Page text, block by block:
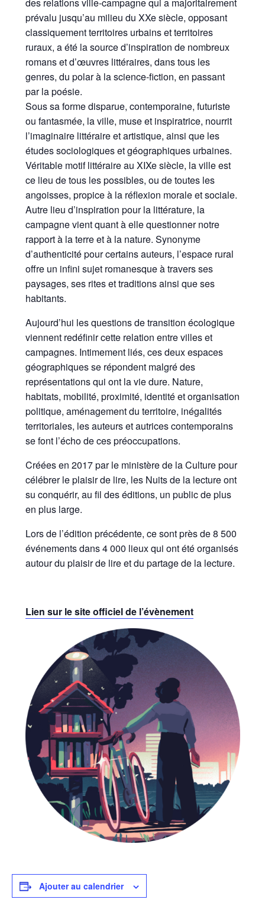
prévalu jusqu’au milieu du XXe siècle, opposant
classiquement territoires urbains et territoires
ruraux, a été la source d’inspiration de nombreux
romans et d’œuvres littéraires, dans tous les
genres, du polar à la science-fiction, en passant
par la poésie.
Sous sa forme disparue, contemporaine, futuriste
ou fantasmée, la ville, muse et inspiratrice, nourrit
l’imaginaire littéraire et artistique, ainsi que les
études sociologiques et géographiques urbaines.
Véritable motif littéraire au XIXe siècle, la ville est
ce lieu de tous les possibles, ou de toutes les
angoisses, propice à la réflexion morale et sociale.
Autre lieu d’inspiration pour la littérature, la
campagne vient quant à elle questionner notre
rapport à la terre et à la nature. Synonyme
d’authenticité pour certains auteurs, l’espace rural
offre un infini sujet romanesque à travers ses
paysages, ses rites et traditions ainsi que ses
habitants.
Aujourd’hui les questions de transition écologique
viennent redéfinir cette relation entre villes et
campagnes. Intimement liés, ces deux espaces
géographiques se répondent malgré des
représentations qui ont la vie dure. Nature,
habitats, mobilité, proximité, identité et organisation
politique, aménagement du territoire, inégalités
territoriales, les auteurs et autrices contemporains
se font l’écho de ces préoccupations.
Créées en 2017 par le ministère de la Culture pour
célébrer le plaisir de lire, les Nuits de la lecture ont
su conquérir, au fil des éditions, un public de plus
en plus large.
Lors de l’édition précédente, ce sont près de 8 500
événements dans 4 000 lieux qui ont été organisés
autour du plaisir de lire et du partage de la lecture.
Lien sur le site officiel de l’évènement
Ajouter au calendrier